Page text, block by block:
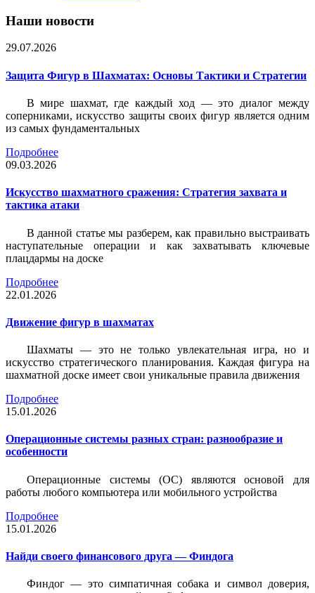
Наши новости
29.07.2026
Защита Фигур в Шахматах: Основы Тактики и Стратегии
В мире шахмат, где каждый ход — это диалог между
соперниками, искусство защиты своих фигур является одним
из самых фундаментальных
Подробнее
09.03.2026
Искусство шахматного сражения: Стратегия захвата и
тактика атаки
В данной статье мы разберем, как правильно выстраивать
наступательные операции и как захватывать ключевые
плацдармы на доске
Подробнее
22.01.2026
Движение фигур в шахматах
Шахматы — это не только увлекательная игра, но и
искусство стратегического планирования. Каждая фигура на
шахматной доске имеет свои уникальные правила движения
Подробнее
15.01.2026
Операционные системы разных стран: разнообразие и
особенности
Операционные системы (ОС) являются основой для
работы любого компьютера или мобильного устройства
Подробнее
15.01.2026
Найди своего финансового друга — Финдога
Финдог — это симпатичная собака и символ доверия,